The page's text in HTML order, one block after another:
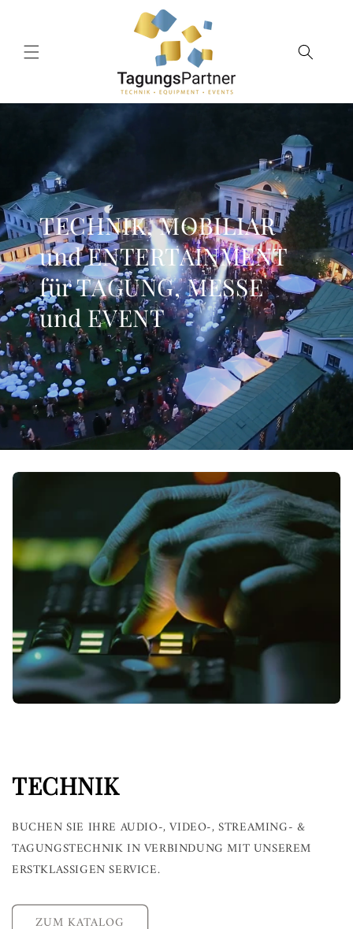
TECHNIK, MOBILIAR
und ENTERTAINMENT
für TAGUNG, MESSE
und EVENT
TECHNIK
BUCHEN SIE IHRE AUDIO-, VIDEO-, STREAMING- &
TAGUNGSTECHNIK IN VERBINDUNG MIT UNSEREM
ERSTKLASSIGEN SERVICE.
ZUM KATALOG